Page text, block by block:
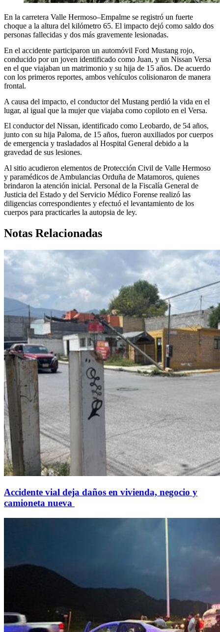
En la carretera Valle Hermoso–Empalme se registró un fuerte
choque a la altura del kilómetro 65. El impacto dejó como saldo dos
personas fallecidas y dos más gravemente lesionadas.
En el accidente participaron un automóvil Ford Mustang rojo,
conducido por un joven identificado como Juan, y un Nissan Versa
en el que viajaban un matrimonio y su hija de 15 años. De acuerdo
con los primeros reportes, ambos vehículos colisionaron de manera
frontal.
A causa del impacto, el conductor del Mustang perdió la vida en el
lugar, al igual que la mujer que viajaba como copiloto en el Versa.
El conductor del Nissan, identificado como Leobardo, de 54 años,
junto con su hija Paloma, de 15 años, fueron auxiliados por cuerpos
de emergencia y trasladados al Hospital General debido a la
gravedad de sus lesiones.
Al sitio acudieron elementos de Protección Civil de Valle Hermoso
y paramédicos de Ambulancias Orduña de Matamoros, quienes
brindaron la atención inicial. Personal de la Fiscalía General de
Justicia del Estado y del Servicio Médico Forense realizó las
diligencias correspondientes y efectuó el levantamiento de los
cuerpos para practicarles la autopsia de ley.
Notas Relacionadas
Accidente vial deja daños en vivienda, negocio y
camioneta nueva